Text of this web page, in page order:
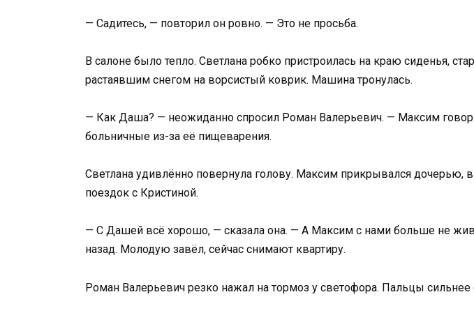
— Садитесь, — повторил он ровно. — Это не просьба.
В салоне было тепло. Светлана робко пристроилась на краю сиденья,
растаявшим снегом на ворсистый коврик. Машина тронулась.
— Как Даша? — неожиданно спросил Роман Валерьевич. — Максим
больничные из-за её пищеварения.
Светлана удивлённо повернула голову. Максим прикрывался дочерью,
поездок с Кристиной.
— С Дашей всё хорошо, — сказала она. — А Максим с нами больше не
назад. Молодую завёл, сейчас снимают квартиру.
Роман Валерьевич резко нажал на тормоз у светофора. Пальцы сильнее